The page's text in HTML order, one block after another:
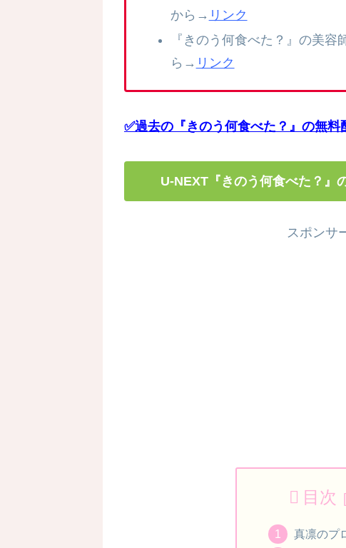
から→ リンク
『きのう何食べた？』の美
ら→ リンク
✅過去の『きのう何食べた？』の無
U-NEXT『きのう何食べた？』
スポンサ
目次
真凛のプ